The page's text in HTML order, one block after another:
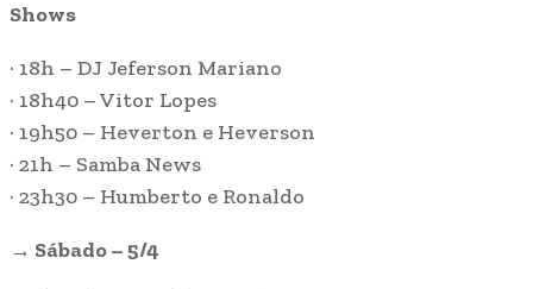
Shows
· 18h – DJ Jeferson Mariano
· 18h40 – Vitor Lopes
· 19h50 – Heverton e Heverson
· 21h – Samba News
· 23h30 – Humberto e Ronaldo
→ Sábado – 5/4